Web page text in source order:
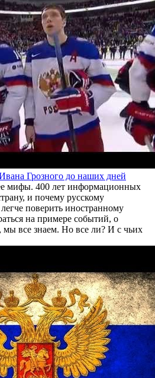
Грозного до наших дней
мифы. 400 лет информационных
и почему русскому
поверить иностранному
на примере событий, о
мы все знаем. Но все ли? И с чьих